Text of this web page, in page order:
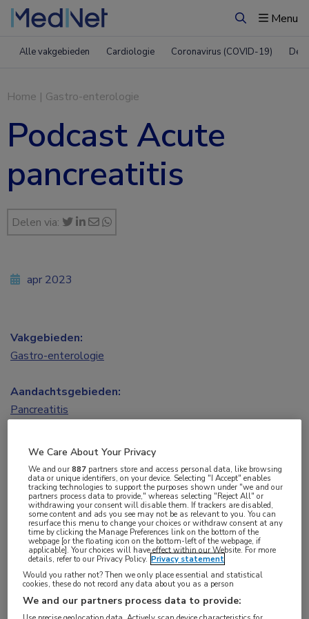
ZoekenMenu
Alle vakgebieden Cardiologie Coronavirus (COVID-19)
Home | Gastro-enterologie
Podcast Acute
pancreatitis
Delen via:
Deze podcast hoort het bij het magazine Viatris
Connect nr 3 (onder hoofdredactie van prof. dr.
Hjalmar van Santvoort, chirurg in het St.
Antoniusziekenhuis en het UMCU. De sprekers,
onderzoekers bij de Pancreatitis Werkgroep
Nederland (PWN), vertellen over verschillende
apr 2023
Vakgebieden:
Gastro-enterologie
Aandachtsgebieden:
Pancreatitis
Tags:
galstenen
We Care About Your Privacy
We and our887 partners store and access personal data, like browsing
data or unique identifiers, on your device. Selecting "I Accept" enables
tracking technologies to support the purposes shown under "we and our
partners process data to provide," whereas selecting "Reject All" or
withdrawing your consent will disable them. If trackers are disabled,
some content and ads you see may not be as relevant to you. You can
resurface this menu to change your choices or withdraw consent at any
time by clicking the Manage Preferences link on the bottom of the
webpage [or the floating icon on the bottom-left of the webpage, if
applicable]. Your choices will have effect within our Website. For more
details, refer to our Privacy Policy. Privacy statement
Would you rather not? Then we only place essential and statistical
cookies, these do not record any data about you as a person
We and our partners process data to provide: